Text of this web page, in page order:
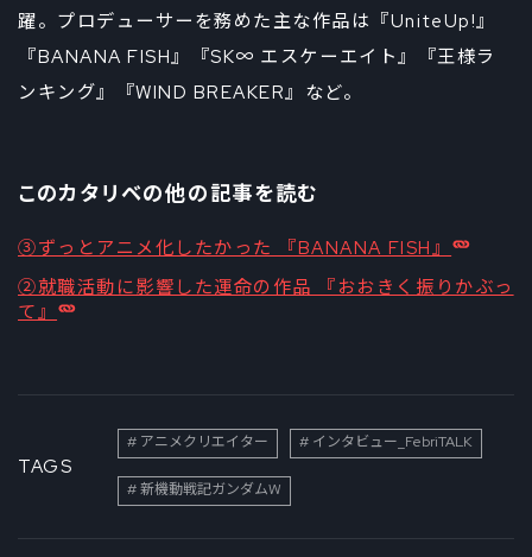
躍。プロデューサーを務めた主な作品は『UniteUp!』
『BANANA FISH』『SK∞ エスケーエイト』『王様ラ
ンキング』『WIND BREAKER』など。
このカタリベの他の記事を読む
③ずっとアニメ化したかった 『BANANA FISH』
②就職活動に影響した運命の作品 『おおきく振りかぶっ
て』
TAGS
アニメクリエイター インタビュー_FebriTALK
新機動戦記ガンダムW